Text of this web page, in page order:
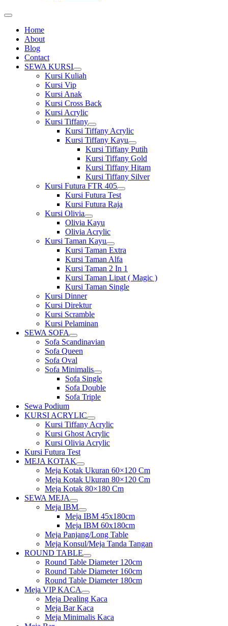
Home
About
Blog
Contact
SEWA KURSI
Show
sub
Kursi Kuliah
Kursi Vip
Kursi Anak
Kursi Cross Back
Kursi Acrylic
Kursi Tiffany
Show
sub
menu
Kursi Tiffany Acrylic
Kursi Tiffany Kayu
Show
sub
menu
Kursi Tiffany Putih
Kursi Tiffany Gold
Kursi Tiffany Hitam
Kursi Tiffany Silver
Kursi Futura FTR 405
Show
sub
menu
Kursi Futura Test
Kursi Futura Raja
Kursi Olivia
Show
sub
menu
Olivia Kayu
Olivia Acrylic
Kursi Taman Kayu
Show
sub
menu
Kursi Taman Extra
Kursi Taman Alfa
Kursi Taman 2 In 1
Kursi Taman Lipat ( Magic )
Kursi Taman Single
Kursi Dinner
Kursi Direktur
Kursi Scramble
Kursi Pelaminan
SEWA SOFA
Show
sub
menu
Sofa Scandinavian
Sofa Queen
Sofa Oval
Sofa Minimalis
Show
sub
menu
Sofa Single
Sofa Double
Sofa Triple
Sewa Podium
KURSI ACRYLIC
Show
sub
menu
Kursi Tiffany Acrylic
Kursi Ghost Acrylic
Kursi Olivia Acrylic
Kursi Futura Test
MEJA KOTAK
Show
sub
menu
Meja Kotak Ukuran 60×120 Cm
Meja Kotak Ukuran 80×120 Cm
Meja Kotak 80×180 Cm
SEWA MEJA
Show
sub
menu
Meja IBM
Show
sub
menu
Meja IBM 45x180cm
Meja IBM 60x180cm
Meja Panjang/Long Table
Meja Konsul/Meja Tanda Tangan
ROUND TABLE
Show
sub
menu
Round Table Diameter 120cm
Round Table Diameter 160cm
Round Table Diameter 180cm
Meja VIP KACA
Show
sub
menu
Meja Dealing Kaca
Meja Bar Kaca
Meja Minimalis Kaca